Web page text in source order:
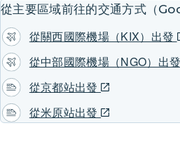
從主要區域前往的交通方式（
從關西國際機場（KIX）出發
從中部國際機場（NGO）出發
從京都站出發
從米原站出發